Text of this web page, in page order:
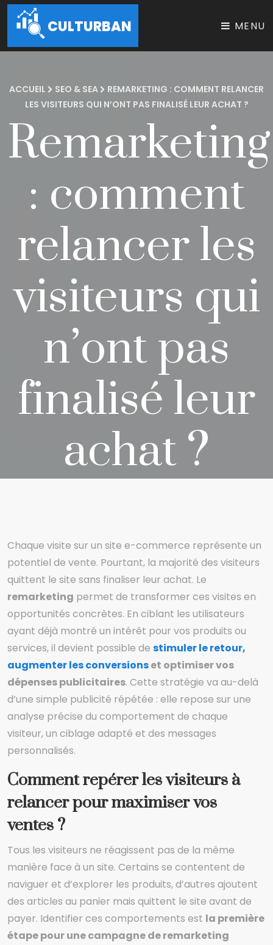
CULTURBAN MENU
ACCUEIL SEO & SEA
REMARKETING : COMMENT RELANCER
LES VISITEURS QUI N’ONT PAS FINALISÉ LEUR ACHAT ?
Remarketing
: comment
relancer les
visiteurs qui
n’ont pas
finalisé leur
achat ?
Chaque visite sur un site e-commerce représente un
potentiel de vente. Pourtant, la majorité des visiteurs
quittent le site sans finaliser leur achat. Le
remarketing permet de transformer ces visites en
opportunités concrètes. En ciblant les utilisateurs
ayant déjà montré un intérêt pour vos produits ou
services, il devient possible de stimuler le retour,
augmenter les conversionset optimiser vos
dépenses publicitaires. Cette stratégie va au-delà
d’une simple publicité répétée : elle repose sur une
analyse précise du comportement de chaque
visiteur, un ciblage adapté et des messages
personnalisés.
Comment repérer les visiteurs à
relancer pour maximiser vos
ventes ?
Tous les visiteurs ne réagissent pas de la même
manière face à un site. Certains se contentent de
naviguer et d’explorer les produits, d’autres ajoutent
des articles au panier mais quittent le site avant de
payer. Identifier ces comportements est la première
étape pour une campagne de remarketing